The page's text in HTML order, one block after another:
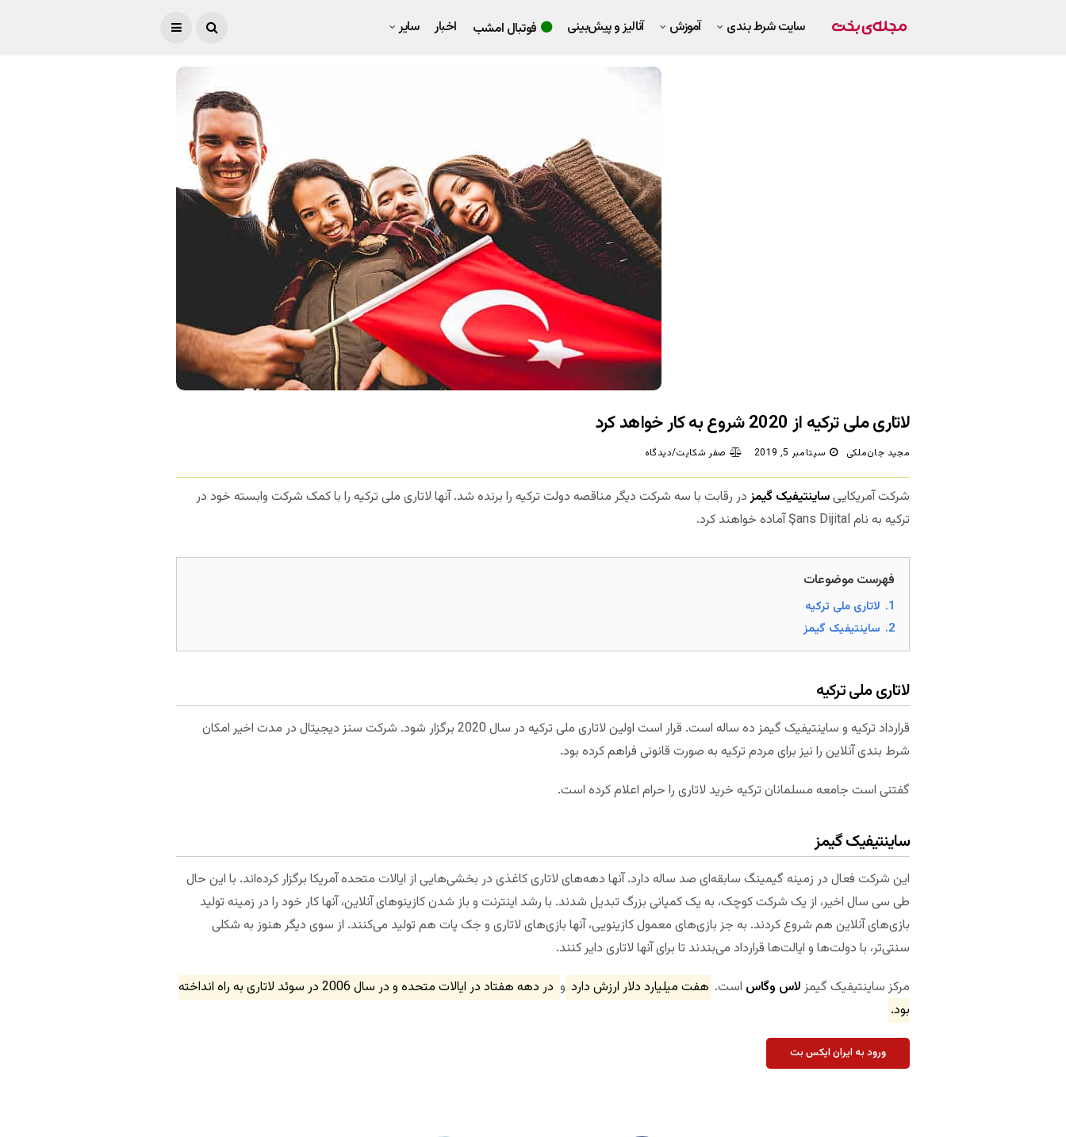
سایت شرط بندی آموزش آنالیز و پیش‌بینی فوتبال امشب اخبار سایر
لاتاری ملی ترکیه از 2020 شروع به کار خواهد کرد
مجید جان‌ملکی سپتامبر 5, 2019 صفر شکایت/دیدگاه
شرکت آمریکاییساینتیفیک گیمزدر رقابت با سه شرکت دیگر مناقصه دولت ترکیه را برنده شد. آنها لاتاری ملی ترکیه را با کمک شرکت وابسته خود در
ترکیه به نام Şans Dijital آماده خواهند کرد.
فهرست موضوعات
1. لاتاری ملی ترکیه
2. ساینتیفیک گیمز
لاتاری ملی ترکیه
قرارداد ترکیه و ساینتیفیک گیمز ده ساله است. قرار است اولین لاتاری ملی ترکیه در سال 2020 برگزار شود. شرکت سنز دیجیتال در مدت اخیر امکان
شرط بندی آنلاین را نیز برای مردم ترکیه به صورت قانونی فراهم کرده بود.
گفتنی است جامعه مسلمانان ترکیه خرید لاتاری را حرام اعلام کرده است.
ساینتیفیک گیمز
این شرکت فعال در زمینه گیمینگ سابقه‌ای صد ساله دارد. آنها دهه‌های لاتاری کاغذی در بخشی‌هایی از ایالات متحده آمریکا برگزار کرده‌اند. با این حال
طی سی سال اخیر، از یک شرکت کوچک، به یک کمپانی بزرگ تبدیل شدند. با رشد اینترنت و باز شدن کازینوهای آنلاین، آنها کار خود را در زمینه تولید
بازی‌های آنلاین هم شروع کردند. به جز بازی‌های معمول کازینویی، آنها بازی‌های لاتاری و جک پات هم تولید می‌کنند. از سوی دیگر هنوز به شکلی
سنتی‌تر، با دولت‌ها و ایالت‌ها قرارداد می‌بندند تا برای آنها لاتاری دایر کنند.
مرکز ساینتیفیک گیمزلاس وگاس است. هفت میلیارد دلار ارزش دارد و
در دهه هفتاد در ایالات متحده و در سال 2006 در سوئد لاتاری به راه انداخته
بود.
ورود به ایران ایکس بت